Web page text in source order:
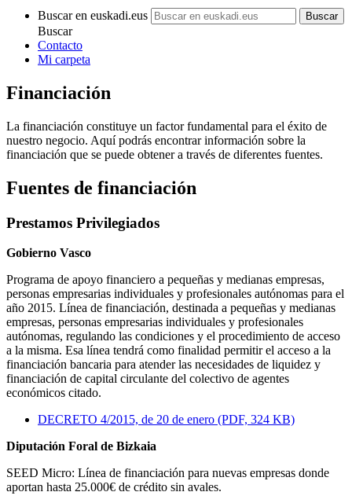
Buscar en euskadi.eus
Buscar
Contacto
Mi carpeta
Financiación
La financiación constituye un factor fundamental para el éxito de
nuestro negocio. Aquí podrás encontrar información sobre la
financiación que se puede obtener a través de diferentes fuentes.
Fuentes de financiación
Prestamos Privilegiados
Gobierno Vasco
Programa de apoyo financiero a pequeñas y medianas empresas,
personas empresarias individuales y profesionales autónomas para el
año 2015. Línea de financiación, destinada a pequeñas y medianas
empresas, personas empresarias individuales y profesionales
autónomas, regulando las condiciones y el procedimiento de acceso
a la misma. Esa línea tendrá como finalidad permitir el acceso a la
financiación bancaria para atender las necesidades de liquidez y
financiación de capital circulante del colectivo de agentes
económicos citado.
DECRETO 4/2015, de 20 de enero (PDF, 324 KB)
Diputación Foral de Bizkaia
SEED Micro: Línea de financiación para nuevas empresas donde
aportan hasta 25.000€ de crédito sin avales.